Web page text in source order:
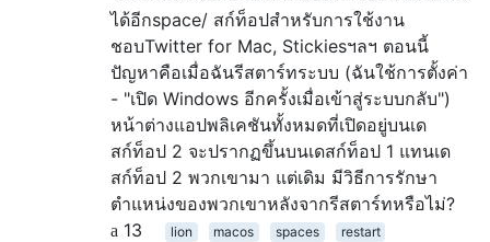
ได้อีกspace/ สก์ท็อปสำหรับการใช้งาน
ชอบTwitter for Mac, Stickiesฯลฯ ตอนนี้
ปัญหาคือเมื่อฉันรีสตาร์ทระบบ (ฉันใช้การตั้งค่า
- "เปิด Windows อีกครั้งเมื่อเข้าสู่ระบบกลับ")
หน้าต่างแอปพลิเคชันทั้งหมดที่เปิดอยู่บนเด
สก์ท็อป 2 จะปรากฏขึ้นบนเดสก์ท็อป 1 แทนเด
สก์ท็อป 2 พวกเขามา แต่เดิม มีวิธีการรักษา
ตำแหน่งของพวกเขาหลังจากรีสตาร์ทหรือไม่?
13
lion macos spaces restart